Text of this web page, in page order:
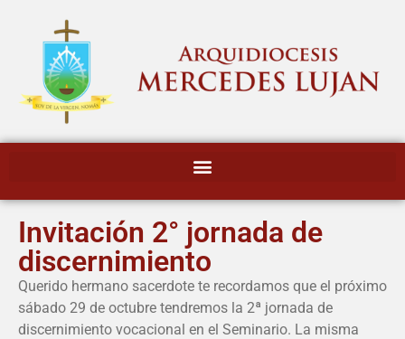
Invitación 2° jornada de
discernimiento
Querido hermano sacerdote te recordamos que el próximo
sábado 29 de octubre tendremos la 2ª jornada de
discernimiento vocacional en el Seminario. La misma